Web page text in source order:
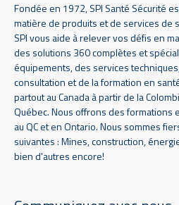
Fondée en 1972, SPI Santé Sécurité
matière de produits et de services de
SPI vous aide à relever vos défis en
des solutions 360 complètes et
équipements, des services
consultation et de la formation en
partout au Canada à partir de la
Québec. Nous offrons des formations
au QC et en Ontario. Nous sommes
suivantes : Mines, construction,
bien d'autres encore!